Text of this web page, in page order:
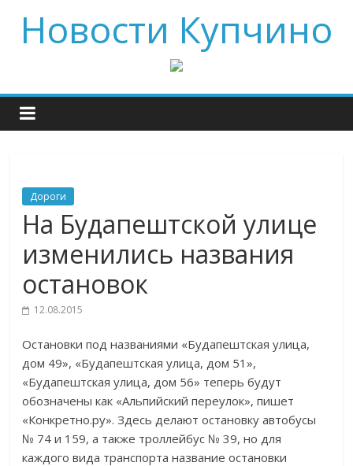
Новости Купчино
Дороги
На Будапештской улице
изменились названия
остановок
12.08.2015
Остановки под названиями «Будапештская улица,
дом 49», «Будапештская улица, дом 51»,
«Будапештская улица, дом 56» теперь будут
обозначены как «Альпийский переулок», пишет
«Конкретно.ру». Здесь делают остановку автобусы
№ 74 и 159, а также троллейбус № 39, но для
каждого вида транспорта название остановки